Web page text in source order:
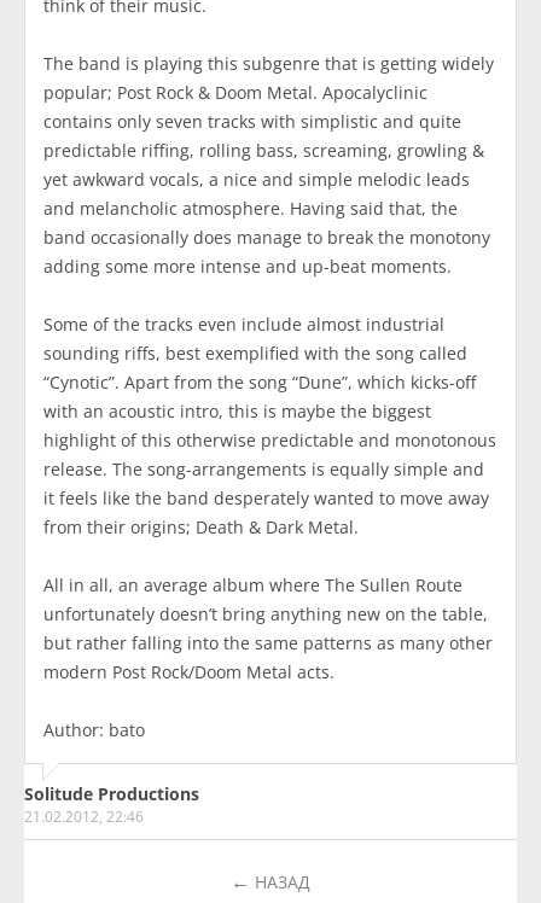
think of their music.
The band is playing this subgenre that is getting widely
popular; Post Rock & Doom Metal. Apocalyclinic
contains only seven tracks with simplistic and quite
predictable riffing, rolling bass, screaming, growling &
yet awkward vocals, a nice and simple melodic leads
and melancholic atmosphere. Having said that, the
band occasionally does manage to break the monotony
adding some more intense and up-beat moments.
Some of the tracks even include almost industrial
sounding riffs, best exemplified with the song called
“Cynotic”. Apart from the song “Dune”, which kicks-off
with an acoustic intro, this is maybe the biggest
highlight of this otherwise predictable and monotonous
release. The song-arrangements is equally simple and
it feels like the band desperately wanted to move away
from their origins; Death & Dark Metal.
All in all, an average album where The Sullen Route
unfortunately doesn’t bring anything new on the table,
but rather falling into the same patterns as many other
modern Post Rock/Doom Metal acts.
Author: bato
Solitude Productions
21.02.2012, 22:46
НАЗАД